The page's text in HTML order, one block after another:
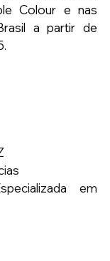
Colour e nas
a partir de
em